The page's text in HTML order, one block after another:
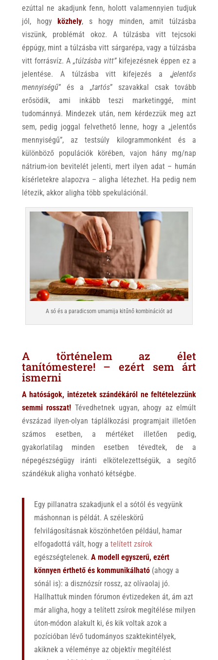
ezúttal ne akadjunk fenn, holott valamennyien tudjuk
jól, hogyközhely, s hogy minden, amit túlzásba
viszünk, problémát okoz. A túlzásba vitt tejcsoki
éppúgy, mint a túlzásba vitt sárgarépa, vagy a túlzásba
vitt forrásvíz. A „túlzásba vitt”kifejezésnek éppen ez a
jelentése. A túlzásba vitt kifejezés a „jelentős
mennyiségű” és a „tartós” szavakkal csak tovább
erősödik, ami inkább teszi marketinggé, mint
tudománnyá. Mindezek után, nem kérdezzük meg azt
sem, pedig joggal felvethető lenne, hogy a „jelentős
mennyiségű”, az testsúly kilogrammonként és a
különböző populációk körében, vajon hány mg/nap
nátrium-ion bevitelét jelenti, mert ilyen adat – humán
kísérletekre alapozva – aligha létezhet. Ha pedig nem
létezik, akkor aligha több spekulációnál.
A só és a paradicsom umamija kitűnő kombinációt ad
A történelem az élet
tanítómestere! – ezért sem árt
ismerni
A hatóságok, intézetek szándékáról ne feltételezzünk
semmi rosszat! Tévedhetnek ugyan, ahogy az elmúlt
évszázad ilyen-olyan táplálkozási programjait illetően
számos esetben, a mértéket illetően pedig,
gyakorlatilag minden esetben tévedtek, de a
népegészségügy iránti elkötelezettségük, a segítő
szándékuk aligha vonható kétségbe.
Egy pillanatra szakadjunk el a sótól és vegyünk
máshonnan is példát. A széleskörű
felvilágosításnak köszönhetően például, hamar
elfogadottá vált, hogy a telített zsírok
egészségtelenek. A modell egyszerű, ezért
könnyen érthető és kommunikálható(ahogy a
sónál is): a disznózsír rossz, az olívaolaj jó.
Hallhattuk minden fórumon évtizedeken át, ám azt
már aligha, hogy a telített zsírok megítélése milyen
úton-módon alakult ki, és kik voltak azok a
pozícióban lévő tudományos szaktekintélyek,
akiknek a véleménye az objektív megítélést